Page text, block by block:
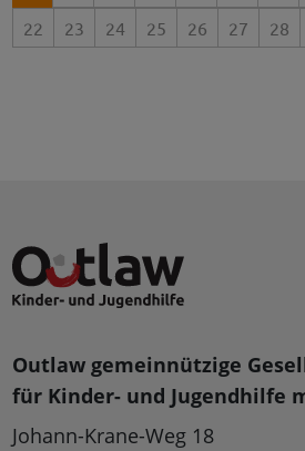
22
23 24 25 26 27 28
Outlaw gemeinnützige
für Kinder- und Jugendhilfe
Johann-Krane-Weg 18